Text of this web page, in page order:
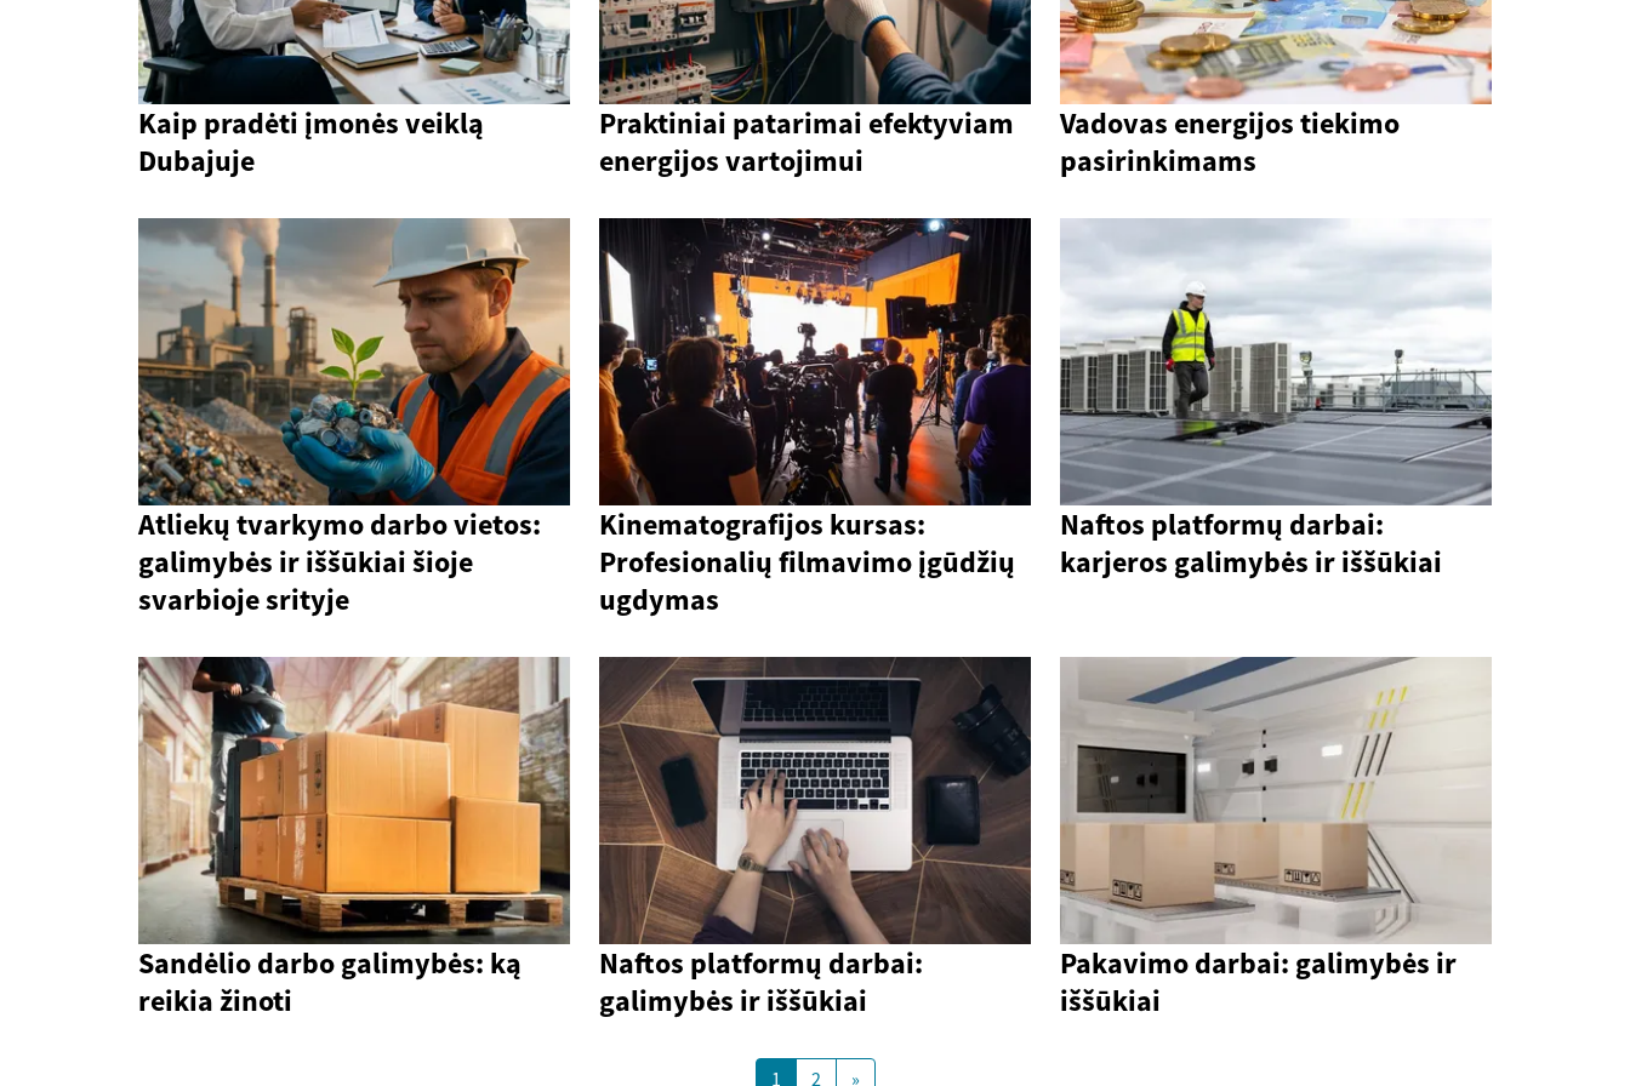
Kaip pradėti įmonės veiklą
Dubajuje
Praktiniai patarimai efektyviam
energijos vartojimui
Vadovas energijos tiekimo
pasirinkimams
Atliekų tvarkymo darbo vietos:
galimybės ir iššūkiai šioje
svarbioje srityje
Kinematografijos kursas:
Profesionalių filmavimo įgūdžių
ugdymas
Naftos platformų darbai:
karjeros galimybės ir iššūkiai
Sandėlio darbo galimybės: ką
reikia žinoti
Naftos platformų darbai:
galimybės ir iššūkiai
Pakavimo darbai: galimybės ir
iššūkiai
1 2 »